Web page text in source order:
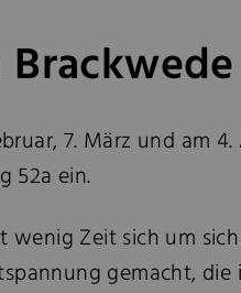
7. März und am
52a ein.
wenig Zeit sich um
gemacht,